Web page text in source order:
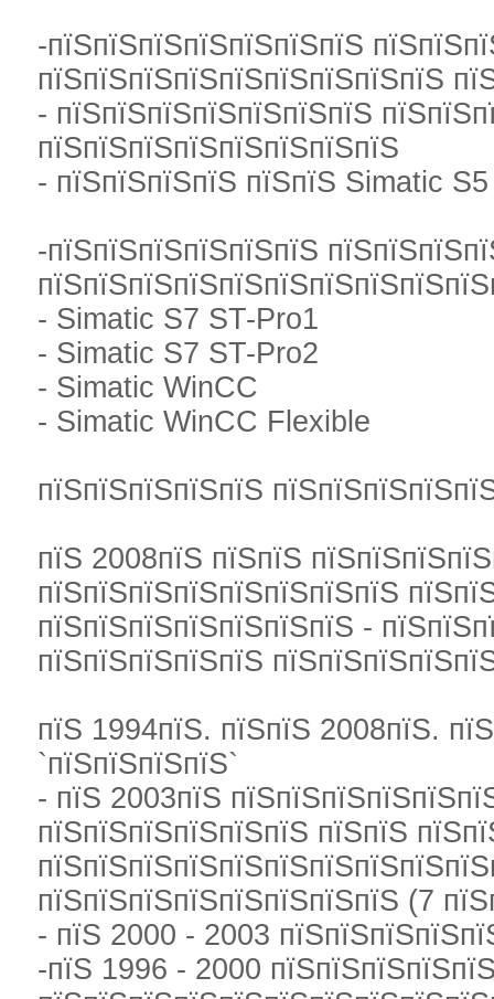
-пїЅпїЅпїЅпїЅпїЅпїЅпїЅ
пїЅпїЅпїЅпїЅпїЅпїЅпїЅпїЅпїЅ
- пїЅпїЅпїЅпїЅпїЅпїЅпїЅ
пїЅпїЅпїЅпїЅпїЅпїЅпїЅпїЅ
- пїЅпїЅпїЅпїЅ пїЅпїЅ Simatic
-пїЅпїЅпїЅпїЅпїЅпїЅ
- Simatic S7 ST-Pro1
- Simatic S7 ST-Pro2
- Simatic WinCC
- Simatic WinCC Flexible
пїЅпїЅпїЅпїЅпїЅ
пїЅ 2008пїЅ пїЅпїЅ
пїЅпїЅпїЅпїЅпїЅпїЅпїЅпїЅ
пїЅпїЅпїЅпїЅпїЅпїЅпїЅ -
пїЅпїЅпїЅпїЅпїЅ
пїЅ 1994пїЅ. пїЅпїЅ 2008пїЅ.
`пїЅпїЅпїЅпїЅ`
- пїЅ 2003пїЅ
пїЅпїЅпїЅпїЅпїЅпїЅ пїЅпїЅ
пїЅпїЅпїЅпїЅпїЅпїЅпїЅпїЅ (7
- пїЅ 2000 - 2003
-пїЅ 1996 - 2000